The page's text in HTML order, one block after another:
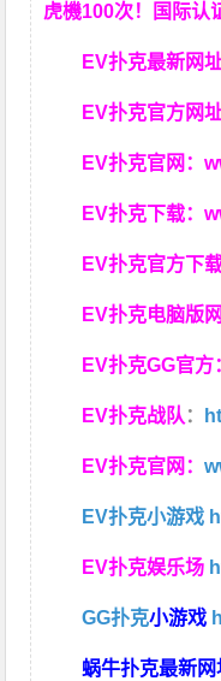
虎機100次！国际认
EV扑克最新网
EV扑克官方网
EV扑克官网：
EV扑克下载：
EV扑克官方下
EV扑克电脑版
EV扑克GG官方
EV扑克战队 ：
EV扑克官网：
EV扑克小游戏
EV扑克娱乐场
GG扑克小游戏
蜗牛扑克最新网